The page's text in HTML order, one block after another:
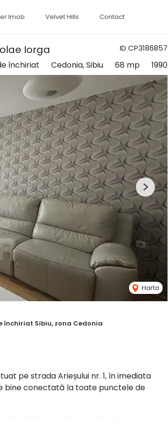
Imob Velvet Hills Contact
ID CP3186857
Iorga
închiriat Cedonia, Sibiu 68 mp 1990
Harta
Next
închiriat Sibiu, zona Cedonia
pe strada Arieșului nr. 1, în imediata
bine conectată la toate punctele de
imobilului. Apartamentul este renovat și